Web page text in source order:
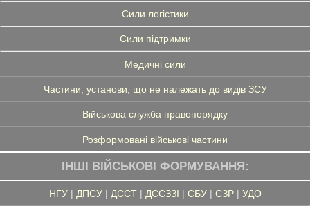
Сили логістики
Сили підтримки
Медичні сили
Частини, установи, що не належать до видів ЗСУ
Військова служба правопорядку
Розформовані військові частини
ІНШІ ВІЙСЬКОВІ ФОРМУВАННЯ:
НГУ| ДПСУ| ДССТ| ДССЗЗІ | СБУ| СЗР| УДО